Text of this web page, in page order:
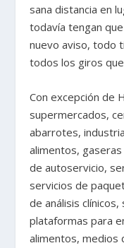
sana distancia en
todavía tengan
nuevo aviso, todo
todos los giros
Con excepción de
supermercados,
abarrotes,
alimentos,
de autoservicio,
servicios de
de análisis
plataformas para
alimentos, medios